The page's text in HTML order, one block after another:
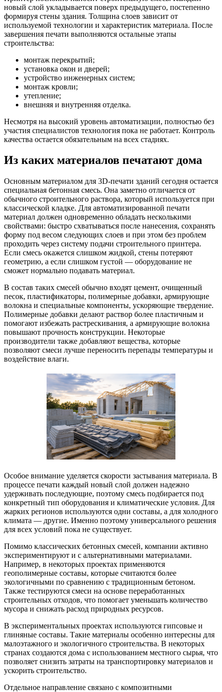
новый слой укладывается поверх предыдущего, постепенно
формируя стены здания. Толщина слоев зависит от
используемой технологии и характеристик материала. После
завершения печати выполняются остальные этапы
строительства:
монтаж перекрытий;
установка окон и дверей;
устройство инженерных систем;
монтаж кровли;
утепление;
внешняя и внутренняя отделка.
Несмотря на высокий уровень автоматизации, полностью без
участия специалистов технология пока не работает. Контроль
качества остается обязательным на всех стадиях.
Из каких материалов печатают дома
Основным материалом для 3D-печати зданий сегодня остается
специальная бетонная смесь. Она заметно отличается от
обычного строительного раствора, который используется при
классической кладке. Для автоматизированной печати
материал должен одновременно обладать несколькими
свойствами: быстро схватываться после нанесения, сохранять
форму под весом следующих слоев и при этом без проблем
проходить через систему подачи строительного принтера.
Если смесь окажется слишком жидкой, стены потеряют
геометрию, а если слишком густой — оборудование не
сможет нормально подавать материал.
В состав таких смесей обычно входят цемент, очищенный
песок, пластификаторы, полимерные добавки, армирующие
волокна и специальные компоненты, ускоряющие твердение.
Полимерные добавки делают раствор более пластичным и
помогают избежать растрескивания, а армирующие волокна
повышают прочность конструкции. Некоторые
производители также добавляют вещества, которые
позволяют смеси лучше переносить перепады температуры и
воздействие влаги.
Особое внимание уделяется скорости застывания материала. В
процессе печати каждый новый слой должен надежно
удерживать последующие, поэтому смесь подбирается под
конкретный тип оборудования и климатические условия. Для
жарких регионов используются одни составы, а для холодного
климата — другие. Именно поэтому универсального решения
для всех условий пока не существует.
Помимо классических бетонных смесей, компании активно
экспериментируют и с альтернативными материалами.
Например, в некоторых проектах применяются
геополимерные составы, которые считаются более
экологичными по сравнению с традиционным бетоном.
Также тестируются смеси на основе переработанных
строительных отходов, что помогает уменьшать количество
мусора и снижать расход природных ресурсов.
В экспериментальных проектах используются гипсовые и
глиняные составы. Такие материалы особенно интересны для
малоэтажного и экологичного строительства. В некоторых
странах создаются дома с использованием местного сырья, что
позволяет снизить затраты на транспортировку материалов и
ускорить строительство.
Отдельное направление связано с композитными